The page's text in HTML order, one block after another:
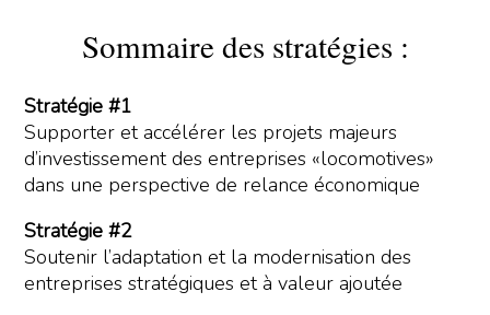
Sommaire des stratégies :
Stratégie #1
Supporter et accélérer les projets majeurs
d’investissement des entreprises «locomotives»
dans une perspective de relance économique
Stratégie #2
Soutenir l’adaptation et la modernisation des
entreprises stratégiques et à valeur ajoutée